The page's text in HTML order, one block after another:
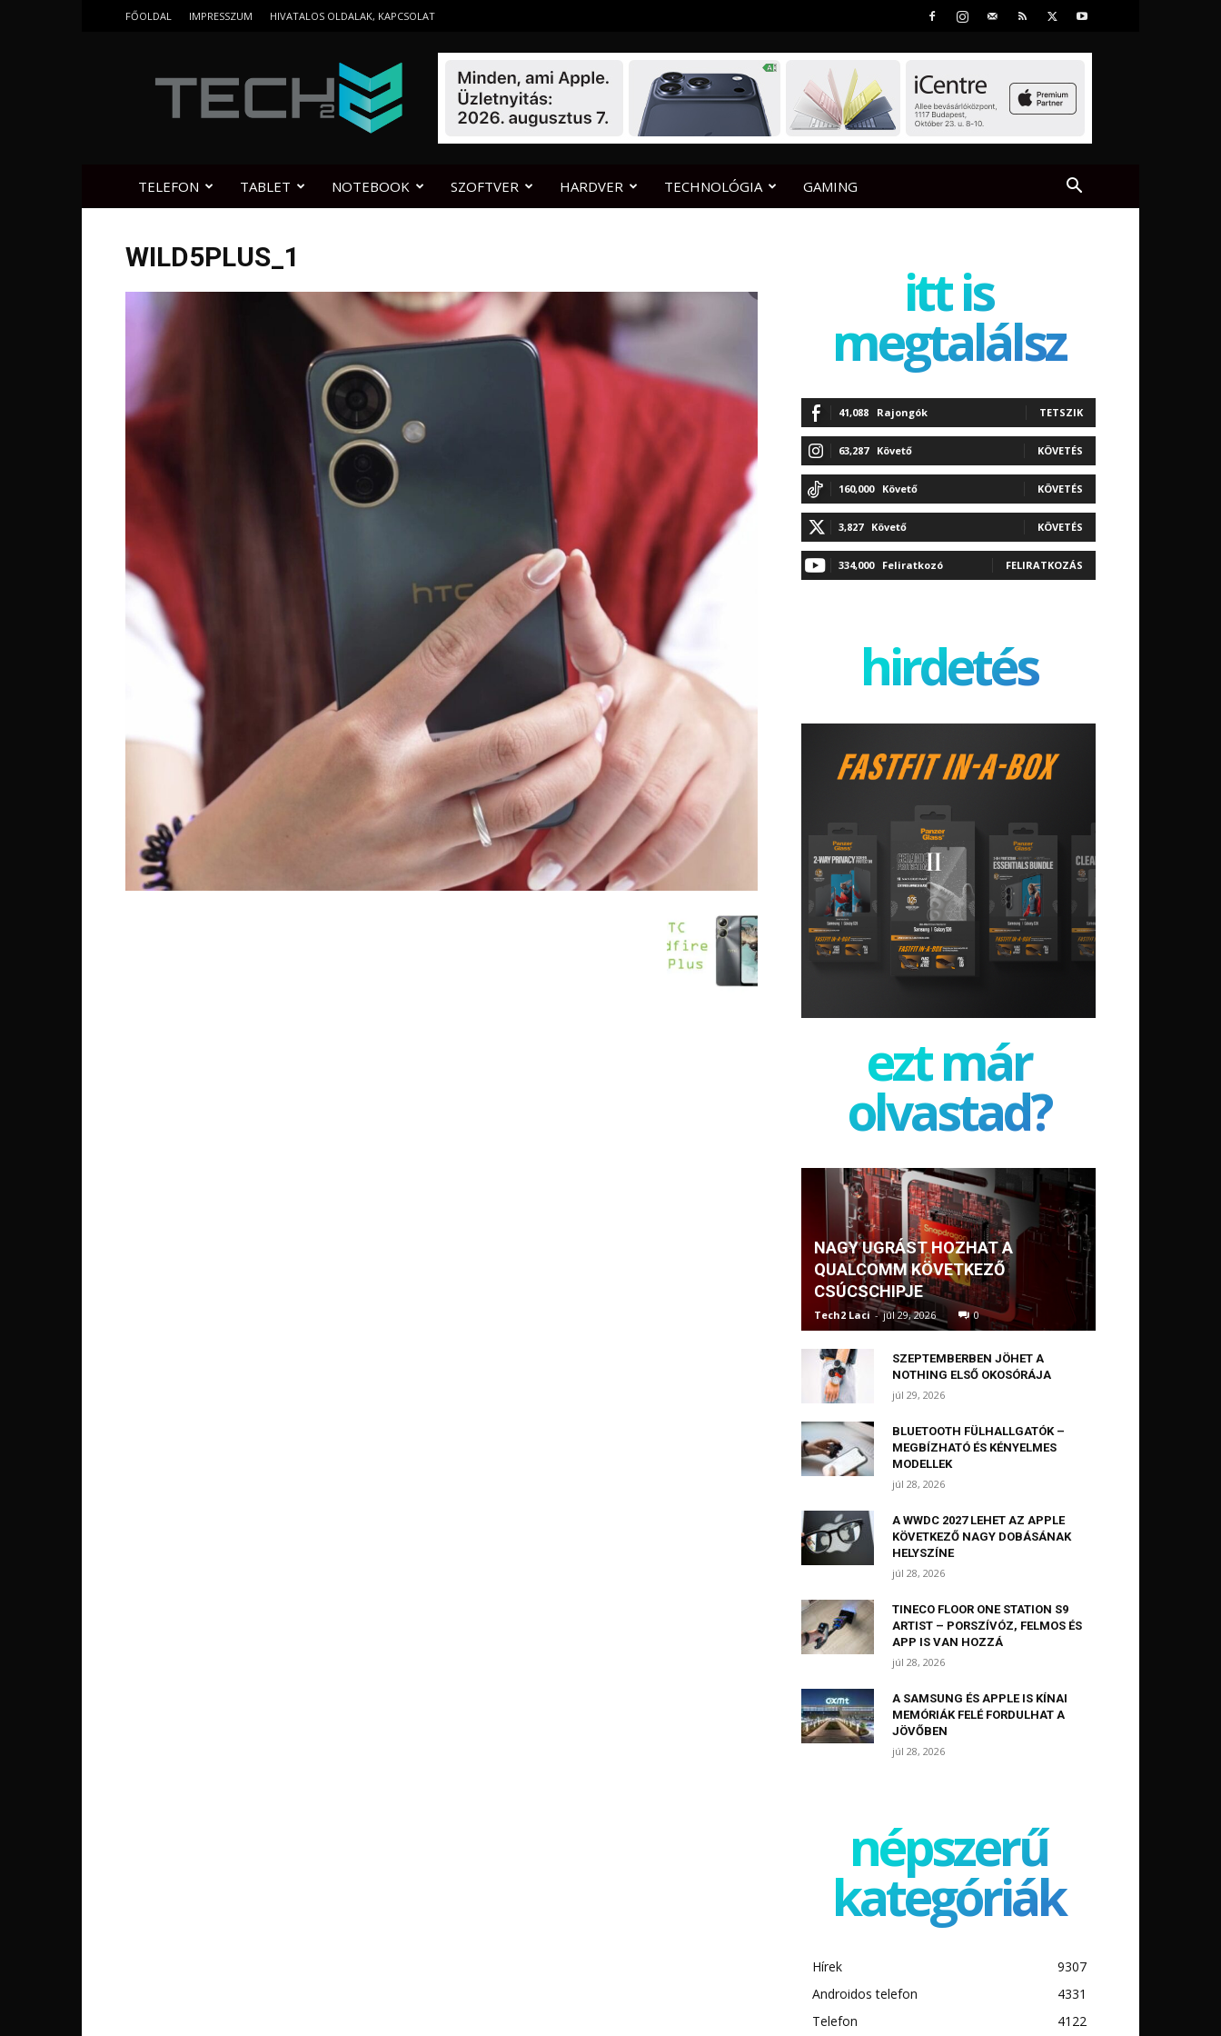
FŐOLDAL IMPRESSZUM HIVATALOS OLDALAK, KAPCSOLAT
TELEFON TABLET NOTEBOOK SZOFTVER HARDVER TECHNOLÓGIA GAMING
WILD5PLUS_1
itt is
megtalálsz
41,088 Rajongók TETSZIK
63,287 Követő KÖVETÉS
160,000 Követő KÖVETÉS
3,827 Követő KÖVETÉS
334,000 Feliratkozó FELIRATKOZÁS
hirdetés
ezt már
olvastad?
NAGY UGRÁST HOZHAT A
QUALCOMM KÖVETKEZŐ
CSÚCSCHIPJE
Tech2 Laci - júl 29, 2026 0
SZEPTEMBERBEN JÖHET A
NOTHING ELSŐ OKOSÓRÁJA
júl 29, 2026
BLUETOOTH FÜLHALLGATÓK –
MEGBÍZHATÓ ÉS KÉNYELMES
MODELLEK
júl 28, 2026
A WWDC 2027 LEHET AZ APPLE
KÖVETKEZŐ NAGY DOBÁSÁNAK
HELYSZÍNE
júl 28, 2026
TINECO FLOOR ONE STATION S9
ARTIST – PORSZÍVÓZ, FELMOS ÉS
APP IS VAN HOZZÁ
júl 28, 2026
A SAMSUNG ÉS APPLE IS KÍNAI
MEMÓRIÁK FELÉ FORDULHAT A
JÖVŐBEN
júl 28, 2026
népszerű
kategóriák
Hírek
9307
Androidos telefon
4331
Telefon
4122